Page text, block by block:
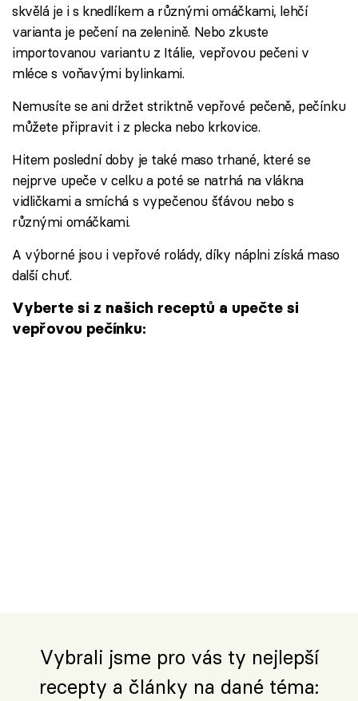
skvělá je i s knedlíkem a různými omáčkami, lehčí
varianta je pečení na zelenině. Nebo zkuste
importovanou variantu z Itálie, vepřovou pečeni v
mléce s voňavými bylinkami.
Nemusíte se ani držet striktně vepřové pečeně, pečínku
můžete připravit i z plecka nebo krkovice.
Hitem poslední doby je také maso trhané, které se
nejprve upeče v celku a poté se natrhá na vlákna
vidličkami a smíchá s vypečenou šťávou nebo s
různými omáčkami.
A výborné jsou i vepřové rolády, díky náplni získá maso
další chuť.
Vyberte si z našich receptů a upečte si
vepřovou pečínku:
Vybrali jsme pro vás ty nejlepší
recepty a články na dané téma: